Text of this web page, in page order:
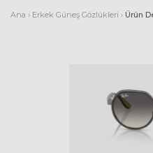
Ana › Erkek Güneş Gözlükleri › Ürün